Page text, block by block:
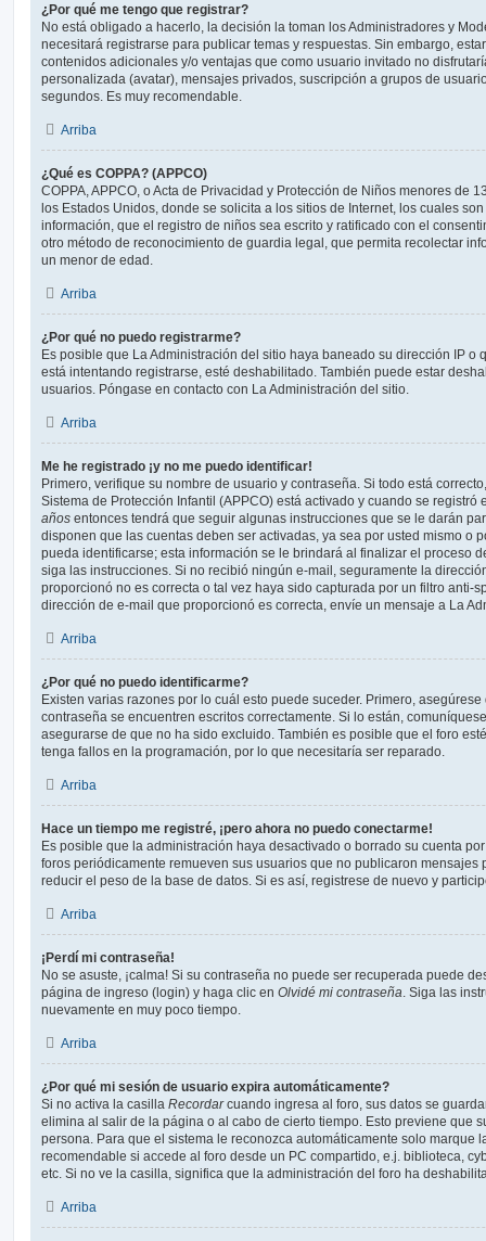
¿Por qué me tengo que registrar?
No está obligado a hacerlo, la decisión la toman los Administradores y
necesitará registrarse para publicar temas y respuestas. Sin embargo,
contenidos adicionales y/o ventajas que como usuario invitado no
personalizada (avatar), mensajes privados, suscripción a grupos de
segundos. Es muy recomendable.
Arriba
¿Qué es COPPA? (APPCO)
COPPA, APPCO, o Acta de Privacidad y Protección de Niños menores de
los Estados Unidos, donde se solicita a los sitios de Internet, los cuales
información, que el registro de niños sea escrito y ratificado con el
otro método de reconocimiento de guardia legal, que permita recolectar
un menor de edad.
Arriba
¿Por qué no puedo registrarme?
Es posible que La Administración del sitio haya baneado su dirección IP o
está intentando registrarse, esté deshabilitado. También puede estar
usuarios. Póngase en contacto con La Administración del sitio.
Arriba
Me he registrado ¡y no me puedo identificar!
Primero, verifique su nombre de usuario y contraseña. Si todo está
Sistema de Protección Infantil (APPCO) está activado y cuando se
años entonces tendrá que seguir algunas instrucciones que se le darán
disponen que las cuentas deben ser activadas, ya sea por usted mismo o
pueda identificarse; esta información se le brindará al finalizar el proceso
siga las instrucciones. Si no recibió ningún e-mail, seguramente la
proporcionó no es correcta o tal vez haya sido capturada por un filtro anti-
dirección de e-mail que proporcionó es correcta, envíe un mensaje a La
Arriba
¿Por qué no puedo identificarme?
Existen varias razones por lo cuál esto puede suceder. Primero,
contraseña se encuentren escritos correctamente. Si lo están,
asegurarse de que no ha sido excluido. También es posible que el foro
tenga fallos en la programación, por lo que necesitaría ser reparado.
Arriba
Hace un tiempo me registré, ¡pero ahora no puedo conectarme!
Es posible que la administración haya desactivado o borrado su cuenta
foros periódicamente remueven sus usuarios que no publicaron mensajes
reducir el peso de la base de datos. Si es así, registrese de nuevo y
Arriba
¡Perdí mi contraseña!
No se asuste, ¡calma! Si su contraseña no puede ser recuperada puede
página de ingreso (login) y haga clic en Olvidé mi contraseña . Siga las
nuevamente en muy poco tiempo.
Arriba
¿Por qué mi sesión de usuario expira automáticamente?
Si no activa la casilla Recordarcuando ingresa al foro, sus datos se
elimina al salir de la página o al cabo de cierto tiempo. Esto previene que
persona. Para que el sistema le reconozca automáticamente solo marque
recomendable si accede al foro desde un PC compartido, e.j. biblioteca,
etc. Si no ve la casilla, significa que la administración del foro ha
Arriba